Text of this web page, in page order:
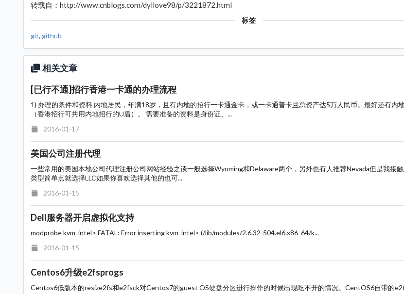
转载自：http://www.cnblogs.com/dyllove98/p/3221872.html
标签
git, github
相关文章
[已行不通]招行香港一卡通的办理流程
1) 办理的条件和资料 内地居民，年满18岁，且有内地的招行一卡通金卡，或一卡通普卡且总资产达5万人民币。最好还有内
（香港招行可共用内地招行的U盾）。 需要准备的资料是身份证、...
2016-01-17
美国公司注册代理
一些常用的美国本地公司代理注册公司网站经验之谈一般选择Wyoming和Delaware两个，另外也有人推荐Nevada但是我接
类型简单点就选择LLC如果你喜欢选择其他的也可...
2016-01-15
Dell服务器开启虚拟化支持
modprobe kvm_intel> FATAL: Error inserting kvm_intel> (/lib/modules/2.6.32-504.el6.x86_64/k...
2016-01-15
Centos6升级e2fsprogs
Centos6低版本的resize2fs和e2fsck对Centos7的guest OS硬盘分区进行操作的时候出现吃不开的情况。CentOS6自带的